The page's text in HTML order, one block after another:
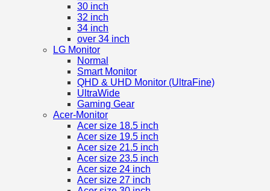
30 inch
32 inch
34 inch
over 34 inch
LG Monitor
Normal
Smart Monitor
QHD & UHD Monitor (UltraFine)
UltraWide
Gaming Gear
Acer-Monitor
Acer size 18.5 inch
Acer size 19.5 inch
Acer size 21.5 inch
Acer size 23.5 inch
Acer size 24 inch
Acer size 27 inch